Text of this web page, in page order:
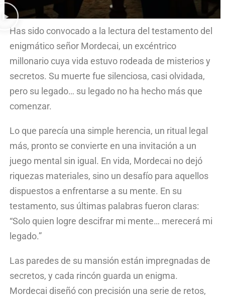
Has sido convocado a la lectura del testamento del
enigmático señor Mordecai, un excéntrico
millonario cuya vida estuvo rodeada de misterios y
secretos. Su muerte fue silenciosa, casi olvidada,
pero su legado… su legado no ha hecho más que
comenzar.
Lo que parecía una simple herencia, un ritual legal
más, pronto se convierte en una invitación a un
juego mental sin igual. En vida, Mordecai no dejó
riquezas materiales, sino un desafío para aquellos
dispuestos a enfrentarse a su mente. En su
testamento, sus últimas palabras fueron claras:
“Solo quien logre descifrar mi mente… merecerá mi
legado.”
Las paredes de su mansión están impregnadas de
secretos, y cada rincón guarda un enigma.
Mordecai diseñó con precisión una serie de retos,